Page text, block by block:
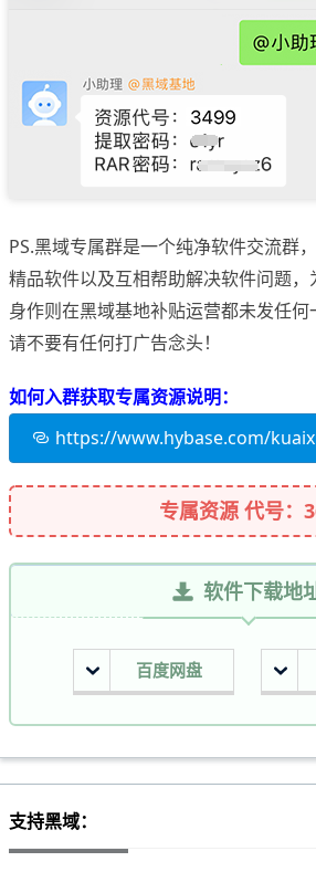
PS.黑域专属群是一个纯净软件交流群
精品软件以及互相帮助解决软件问题
身作则在黑域基地补贴运营都未发任
请不要有任何打广告念头！
如何入群获取专属资源说明：
https://www.hybase.com/
专属资源 代号：
软件下载地
百度网盘
支持黑域：